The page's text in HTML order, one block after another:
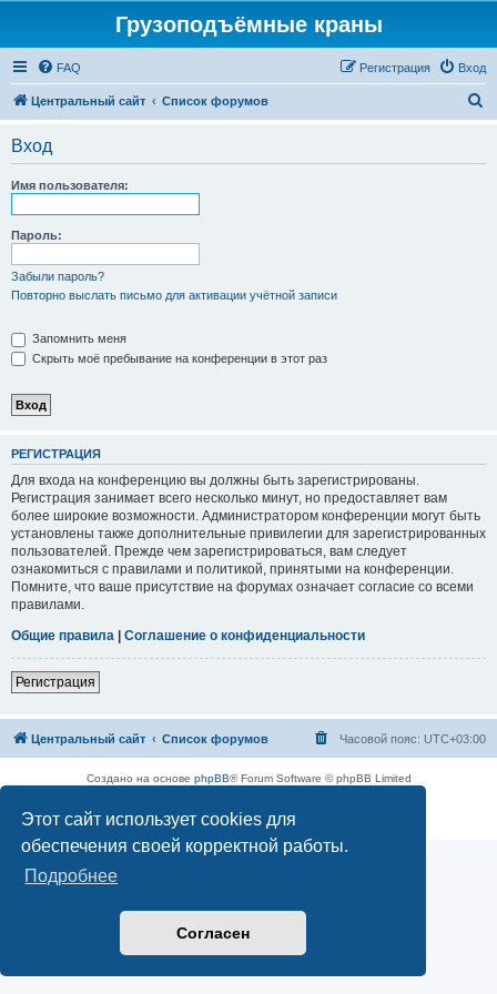
Этот сайт использует cookies для
обеспечения своей корректной работы.
Подробнее
Согласен
Грузоподъёмные краны
FAQ Вход
Регистрация
Центральный сайт Список форумов
Вход
Имя пользователя:
Пароль:
Забыли пароль?
Повторно выслать письмо для активации учётной записи
Запомнить меня
Скрыть моё пребывание на конференции в этот раз
РЕГИСТРАЦИЯ
Для входа на конференцию вы должны быть зарегистрированы.
Регистрация занимает всего несколько минут, но предоставляет вам
более широкие возможности. Администратором конференции могут быть
установлены также дополнительные привилегии для зарегистрированных
пользователей. Прежде чем зарегистрироваться, вам следует
ознакомиться с правилами и политикой, принятыми на конференции.
Помните, что ваше присутствие на форумах означает согласие со всеми
правилами.
Общие правила | Соглашение о конфиденциальности
Регистрация
Центральный сайт Список форумов Часовой пояс: UTC+03:00
Создано на основе phpBB® Forum Software © phpBB Limited
Конфиденциальность|Правила